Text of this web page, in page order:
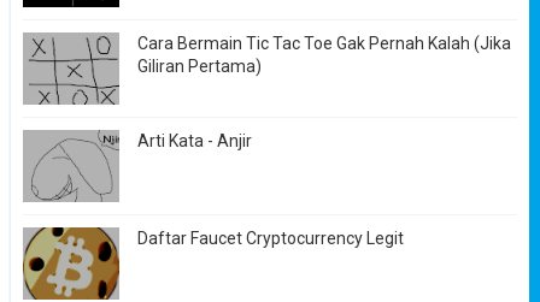
Cara Bermain Tic Tac Toe Gak Pernah Kalah (Jika
Giliran Pertama)
Arti Kata - Anjir
Daftar Faucet Cryptocurrency Legit